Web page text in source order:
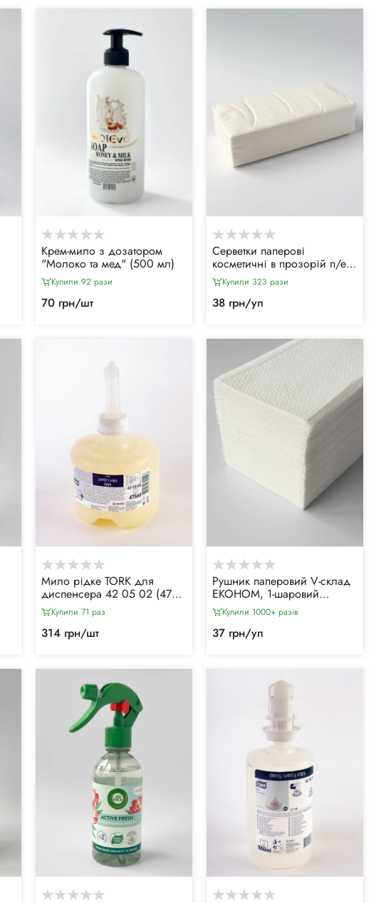
Крем-мило з дозатором
"Молоко та мед" (500 мл)
Купили 92 рази
70 грн/шт
Серветки паперові
косметичні в прозорій п/е
упаковці (150 шт/уп)
Купили 323 рази
38 грн/уп
Мило рідке TORK для
диспенсера 42 05 02 (475
мл)Купили 71 раз
314 грн/шт
Рушник паперовий V-склад
ЕКОНОМ, 1-шаровий
(200л/уп)
Купили 1000+ разiв
37 грн/уп